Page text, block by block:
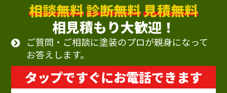
相談無料診断無料見積無料
相見積もり大歓迎！
ご質問・ご相談に塗装のプロが親身になって
お答えします。
タップですぐにお電話できます